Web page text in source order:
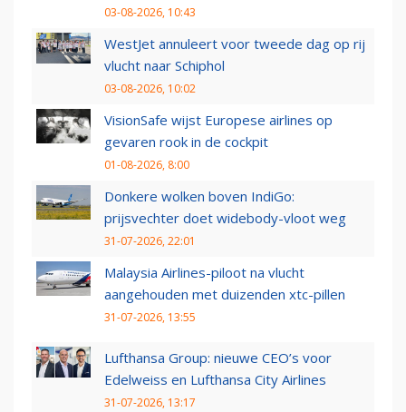
03-08-2026, 10:43
WestJet annuleert voor tweede dag op rij
vlucht naar Schiphol
03-08-2026, 10:02
VisionSafe wijst Europese airlines op
gevaren rook in de cockpit
01-08-2026, 8:00
Donkere wolken boven IndiGo:
prijsvechter doet widebody-vloot weg
31-07-2026, 22:01
Malaysia Airlines-piloot na vlucht
aangehouden met duizenden xtc-pillen
31-07-2026, 13:55
Lufthansa Group: nieuwe CEO’s voor
Edelweiss en Lufthansa City Airlines
31-07-2026, 13:17